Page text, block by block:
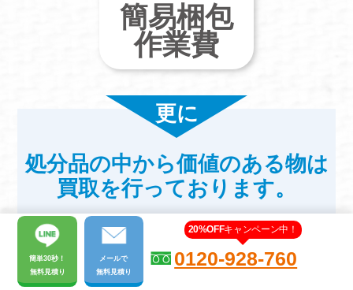
簡易梱包
作業費
更に
処分品の中から価値のある物は
買取を行っております。
簡単30秒！
無料見積り
メールで
無料見積り
20%OFFキャンペーン中！
0120-928-760